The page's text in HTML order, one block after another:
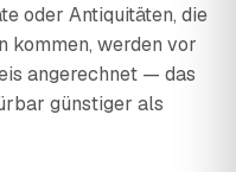
oder Antiquitäten, die
kommen, werden vor
angerechnet — das
günstiger als